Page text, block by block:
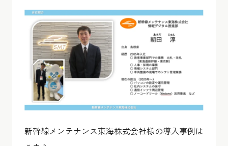
新幹線メンテナンス東海株式会社様の導入事例は